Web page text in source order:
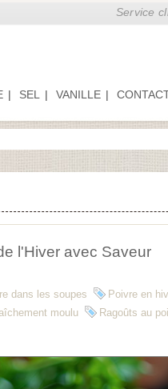
Service
SEL VANILLE
l'Hiver avec Saveur
dans les soupes
Poivre en
moulu
Ragoûts au